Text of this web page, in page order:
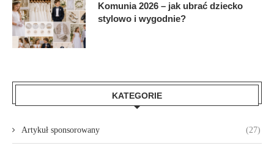
Komunia 2026 – jak ubrać dziecko
stylowo i wygodnie?
KATEGORIE
Artykuł sponsorowany (27)